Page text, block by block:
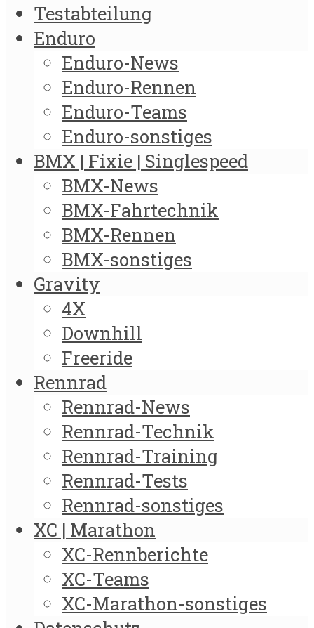
Testabteilung
Enduro
Enduro-News
Enduro-Rennen
Enduro-Teams
Enduro-sonstiges
BMX | Fixie | Singlespeed
BMX-News
BMX-Fahrtechnik
BMX-Rennen
BMX-sonstiges
Gravity
4X
Downhill
Freeride
Rennrad
Rennrad-News
Rennrad-Technik
Rennrad-Training
Rennrad-Tests
Rennrad-sonstiges
XC | Marathon
XC-Rennberichte
XC-Teams
XC-Marathon-sonstiges